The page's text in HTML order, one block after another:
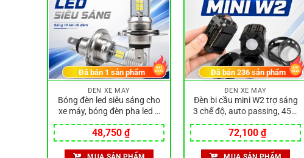
ĐÈN XE MÁY
Bóng đèn led siêu sáng cho
xe máy, bóng đèn pha led 2
chân 3 chân Dream, ánh
sáng mạnh
Giá
gốc
là:
48,750 ₫Giá
hiện
tại
Đã bán 1 sản phẩm
ĐÈN XE MÁY
Đèn bi cầu mini W2 trợ sáng
3 chế độ, auto passing, 45W
chống nước IP68
Giá
gốc
là:
72,100 ₫Giá
hiện
tại
Đã bán 236sản phẩm